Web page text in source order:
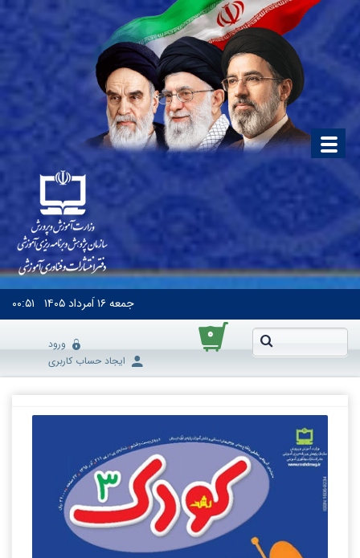
جمعه۱۶ اَمرداد ۱۴۰۵ ۰۰:۵۱
۰
ورود
ایجاد حساب کاربری